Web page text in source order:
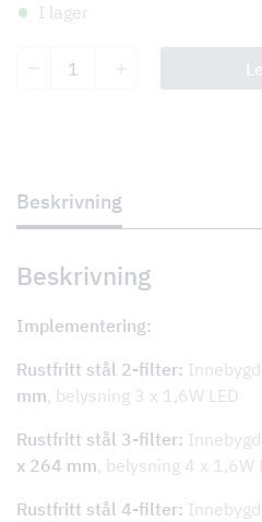
I lager
spjeldsystem
ventilasjon
antall
Beskrivning
Beskrivning
Implementering:
Rustfritt stål 2-filter:
mm, belysning 3 x 1,6W LED
Rustfritt stål 3-filter:
x 264 mm, belysning 4 x 1,6W
Rustfritt stål 4-filter: